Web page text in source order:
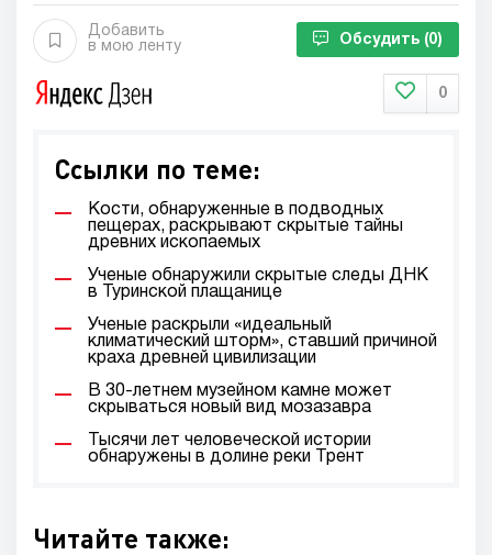
Добавить
в мою ленту
Обсудить (0)
0
Ссылки по теме:
Кости, обнаруженные в подводных
пещерах, раскрывают скрытые тайны
древних ископаемых
Ученые обнаружили скрытые следы ДНК
в Туринской плащанице
Ученые раскрыли «идеальный
климатический шторм», ставший причиной
краха древней цивилизации
В 30-летнем музейном камне может
скрываться новый вид мозазавра
Тысячи лет человеческой истории
обнаружены в долине реки Трент
Читайте также: